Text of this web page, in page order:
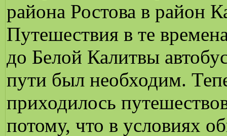
района Ростова в район
Путешествия в те
до Белой Калитвы
пути был необходим.
приходилось
потому, что в условиях